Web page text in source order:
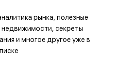
рынка, полезные
секреты
и многое другое уже в